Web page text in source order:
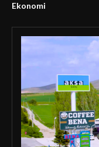
Ekonomi